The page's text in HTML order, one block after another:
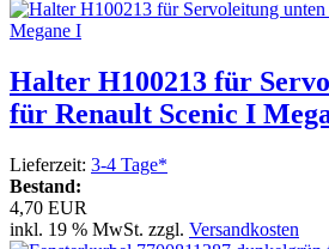
Halter H100213 für
für Renault Scenic I
Lieferzeit: 3-4 Tage*
Bestand:
4,70 EUR
inkl. 19 % MwSt. zzgl. Versandkosten